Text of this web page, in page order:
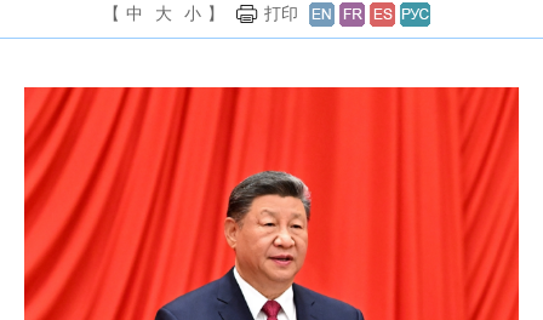
【 中 大 小 】 打印